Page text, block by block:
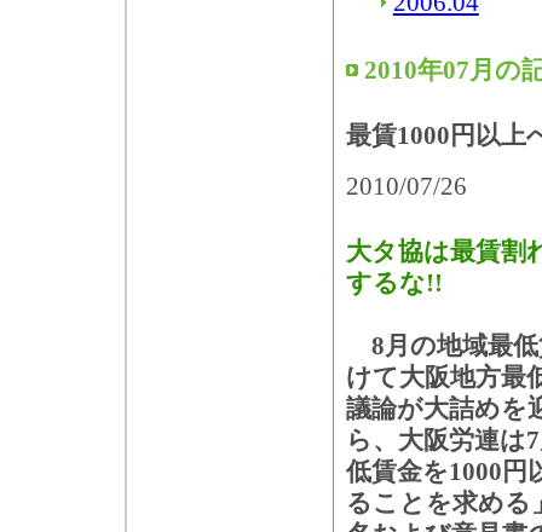
2010年07月の
最賃1000円以上
2010/07/26
大タ協は最賃割
するな!!
8月の地域最
けて大阪地方最
議論が大詰めを
ら、大阪労連は
低賃金を1000円
ることを求める